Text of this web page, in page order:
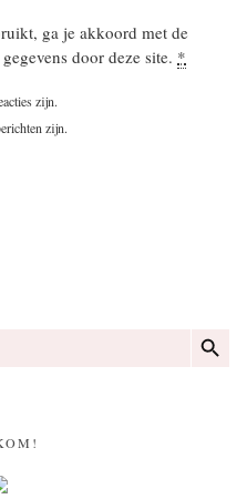
ga je akkoord met de
door deze site. *
zijn.
zijn.